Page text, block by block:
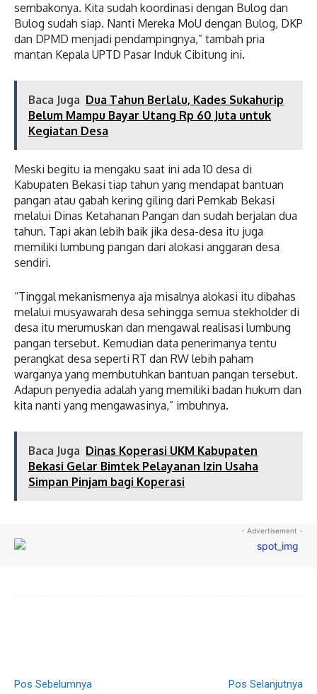
sembakonya. Kita sudah koordinasi dengan Bulog dan
Bulog sudah siap. Nanti Mereka MoU dengan Bulog, DKP
dan DPMD menjadi pendampingnya,” tambah pria
mantan Kepala UPTD Pasar Induk Cibitung ini.
Baca Juga Dua Tahun Berlalu, Kades Sukahurip
Belum Mampu Bayar Utang Rp 60 Juta untuk
Kegiatan Desa
Meski begitu ia mengaku saat ini ada 10 desa di
Kabupaten Bekasi tiap tahun yang mendapat bantuan
pangan atau gabah kering giling dari Pemkab Bekasi
melalui Dinas Ketahanan Pangan dan sudah berjalan dua
tahun. Tapi akan lebih baik jika desa-desa itu juga
memiliki lumbung pangan dari alokasi anggaran desa
sendiri.
“Tinggal mekanismenya aja misalnya alokasi itu dibahas
melalui musyawarah desa sehingga semua stekholder di
desa itu merumuskan dan mengawal realisasi lumbung
pangan tersebut. Kemudian data penerimanya tentu
perangkat desa seperti RT dan RW lebih paham
warganya yang membutuhkan bantuan pangan tersebut.
Adapun penyedia adalah yang memiliki badan hukum dan
kita nanti yang mengawasinya,” imbuhnya.
Baca Juga Dinas Koperasi UKM Kabupaten
Bekasi Gelar Bimtek Pelayanan Izin Usaha
Simpan Pinjam bagi Koperasi
- Advertisement -
Pos Sebelumnya Pos Selanjutnya